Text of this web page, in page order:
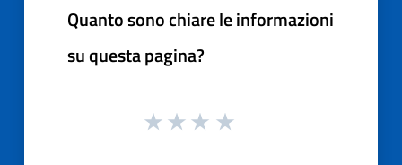
Quanto sono chiare le informazioni
su questa pagina?